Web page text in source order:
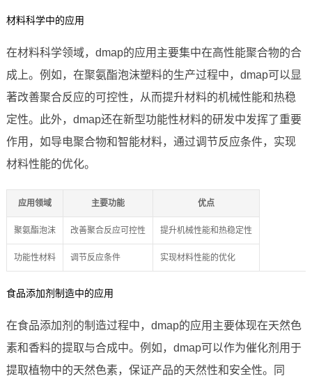
材料科学中的应用
在材料科学领域，dmap的应用主要集中在高性能聚合物的合
成上。例如，在聚氨酯泡沫塑料的生产过程中，dmap可以显
著改善聚合反应的可控性，从而提升材料的机械性能和热稳
定性。此外，dmap还在新型功能性材料的研发中发挥了重要
作用，如导电聚合物和智能材料，通过调节反应条件，实现
材料性能的优化。
应用领域 主要功能 优点
聚氨酯泡沫 改善聚合反应可控性 提升机械性能和热稳定性
功能性材料 调节反应条件 实现材料性能的优化
食品添加剂制造中的应用
在食品添加剂的制造过程中，dmap的应用主要体现在天然色
素和香料的提取与合成中。例如，dmap可以作为催化剂用于
提取植物中的天然色素，保证产品的天然性和安全性。同